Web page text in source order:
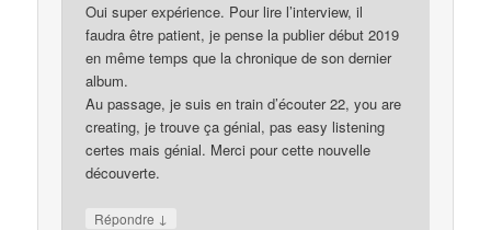
Oui super expérience. Pour lire l’interview, il
faudra être patient, je pense la publier début 2019
en même temps que la chronique de son dernier
album.
Au passage, je suis en train d’écouter 22, you are
creating, je trouve ça génial, pas easy listening
certes mais génial. Merci pour cette nouvelle
découverte.
Répondre ↓